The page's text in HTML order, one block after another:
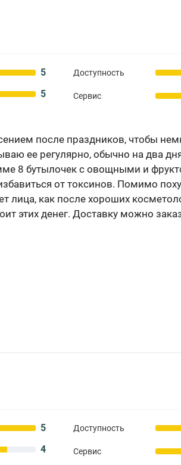
5 Доступность
5 Сервис
после праздников, чтобы
ее регулярно, обычно на два
8 бутылочек с овощными и
от токсинов. Помимо
лица, как после хороших
этих денег. Доставку можно
5 Доступность
4 Сервис